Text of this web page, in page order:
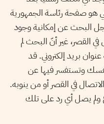
هو صفحة رئاسة الجمهورية
البحث عن إمكانية وجود
القصر، غير أنّ البحث لم
بريد إلكتروني. قد
وتستفسر فيها عن
في القصر أو من ينوبه.
يصل أي رد على تلك